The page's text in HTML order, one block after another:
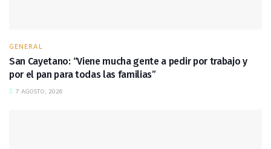
GENERAL
San Cayetano: “Viene mucha gente a pedir por trabajo y
por el pan para todas las familias”
7 AGOSTO, 2026